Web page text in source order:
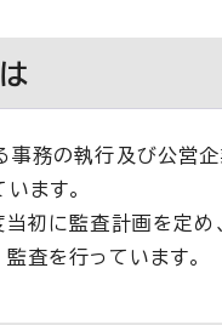
事務の執行及び公営
ます。
当初に監査計画を定め
査を行っています。